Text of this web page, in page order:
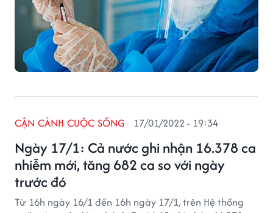
Ngày 17/1: Cả nước ghi nhận 16.378 ca
nhiễm mới, tăng 682 ca so với ngày
trước đó
CẬN CẢNH CUỘC SỐNG 17/01/2022 - 19:34
Từ 16h ngày 16/1 đến 16h ngày 17/1, trên Hệ thống